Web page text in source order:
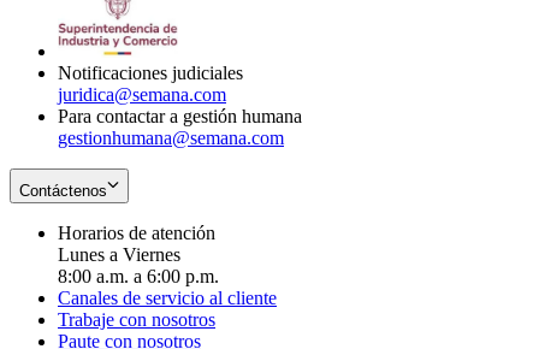
Notificaciones judiciales
juridica@semana.com
Para contactar a gestión humana
gestionhumana@semana.com
Contáctenos
Horarios de atención
Lunes a Viernes
8:00 a.m. a 6:00 p.m.
Canales de servicio al cliente
Trabaje con nosotros
Paute con nosotros